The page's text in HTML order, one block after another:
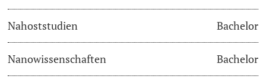
Lernbörse
Nahoststudien Bachelor
Nanowissenschaften Bachelor